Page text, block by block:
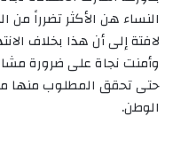
النساء هن الأكثر تضرراً من
لافتة إلى أن هذا بخلاف
وأمنت نجاة على ضرورة
حتى تحقق المطلوب منها
الوطن.